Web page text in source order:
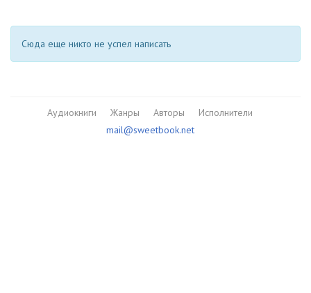
Сюда еще никто не успел написать
Аудиокниги Жанры Авторы
Исполнители
mail@sweetbook.net